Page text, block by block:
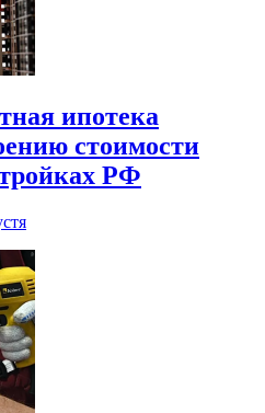
ипотека
стоимости
РФ